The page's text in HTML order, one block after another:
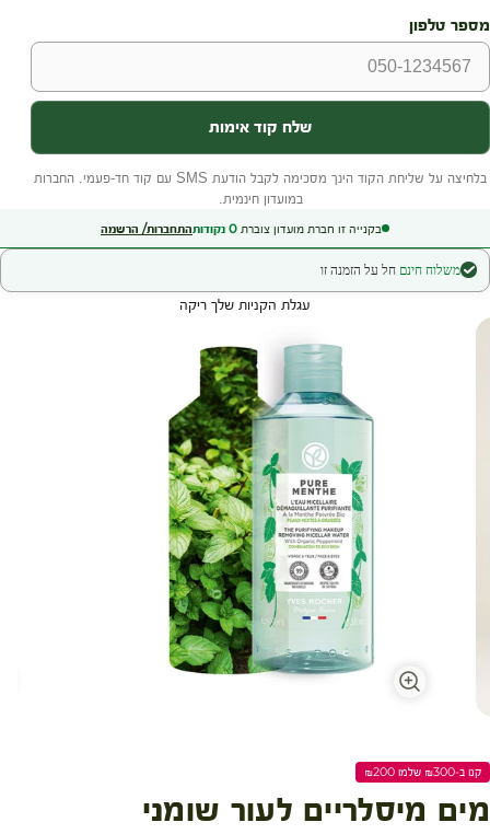
בקנייה זו חברת מועדון צוברת 0 נקודותהתחברות/ הרשמה
משלוח חינם חל על הזמנה זו
עגלת הקניות שלך ריקה
קנו ב-₪300 שלמו ₪200
מים מיסלריים לעור שומני